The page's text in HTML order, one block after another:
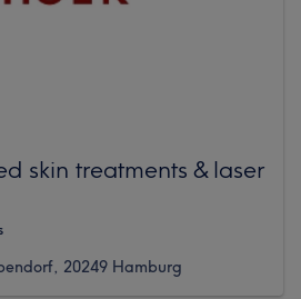
skin treatments & laser
20249 Hamburg